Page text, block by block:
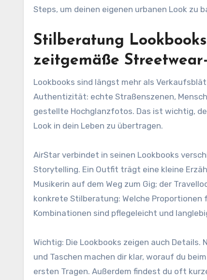
Steps, um deinen eigenen urbanen Look zu
Stilberatung
zeitgemäße
Lookbooks sind längst mehr als
Authentizität: echte Straßenszenen,
gestellte Hochglanzfotos. Das ist wichtig,
Look in dein Leben zu übertragen.
AirStar verbindet in seinen Lookbooks
Storytelling. Ein Outfit trägt eine kleine
Musikerin auf dem Weg zum Gig; der
konkrete Stilberatung: Welche Proportionen
Kombinationen sind pflegeleicht und
Wichtig: Die Lookbooks zeigen auch
und Taschen machen dir klar, worauf du
ersten Tragen. Außerdem findest du oft